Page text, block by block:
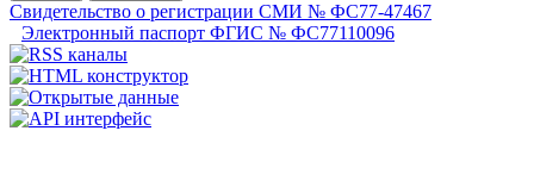
Свидетельство о регистрации СМИ № ФС77-47467
Электронный паспорт ФГИС № ФС77110096